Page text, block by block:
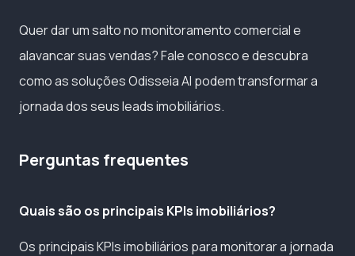
Quer dar um salto no monitoramento comercial e
alavancar suas vendas? Fale conosco e descubra
como as soluções Odisseia AI podem transformar a
jornada dos seus leads imobiliários.
Perguntas frequentes
Quais são os principais KPIs imobiliários?
Os principais KPIs imobiliários para monitorar a jornada